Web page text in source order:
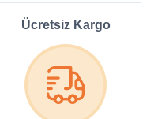
Ücretsiz Kargo